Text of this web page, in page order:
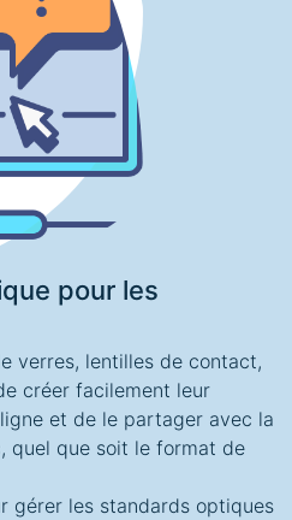
pour les
verres, lentilles de contact,
créer facilement leur
et de le partager avec la
quel que soit le format de
gérer les standards optiques